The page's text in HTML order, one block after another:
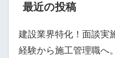
最近の投稿
建設業界特化！面談実
経験から施工管理職へ